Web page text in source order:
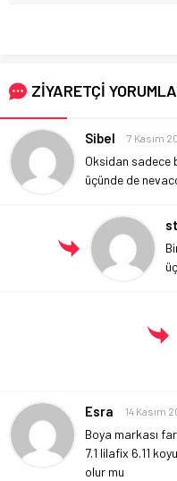
ZİYARETÇİ
Sibel 7 Kasım
Oksidan sadece
üçünde de
Esra 14 Kasım
Boya markası
7.1 lilafix 6.11
olur mu